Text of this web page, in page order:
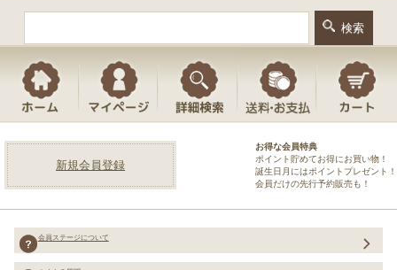
新規会員登録
お得な会員特典
ポイント貯めてお得にお買い物！
誕生日月にはポイントプレゼント！
会員だけの先行予約販売も！
会員ステージについて